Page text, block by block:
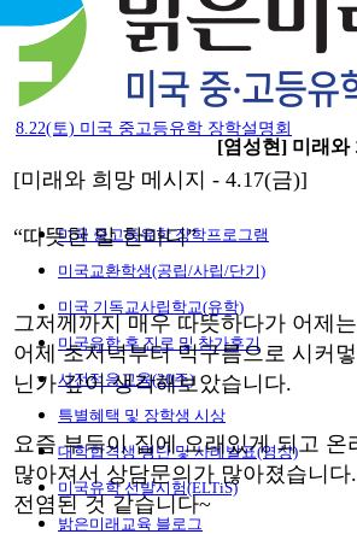
8.22(토) 미국 중고등유학 장학설명회
미국 중고등유학 장학프로그램
미국교환학생(공립/사립/단기)
미국 기독교사립학교(유학)
미국유학 후 진로 및 참가후기
사전적응교육(20주)
특별혜택 및 장학생 시상
대학합격생 명단 및 사례발표(영상)
미국유학 선발시험(ELTiS)
밝은미래교육 블로그
[염성현] 미래와
[미래와 희망 메시지 - 4.17(금)]
“따뜻한 말 한마디”
그저께까지 매우 따뜻하다가 어제
어제 초저녁부터 먹구름으로 시커
닌가 깊이 생각해보았습니다.
요즘 부득이 집에 오래있게 되고
많아져서 상담문의가 많아졌습니
전염된 것 같습니다~